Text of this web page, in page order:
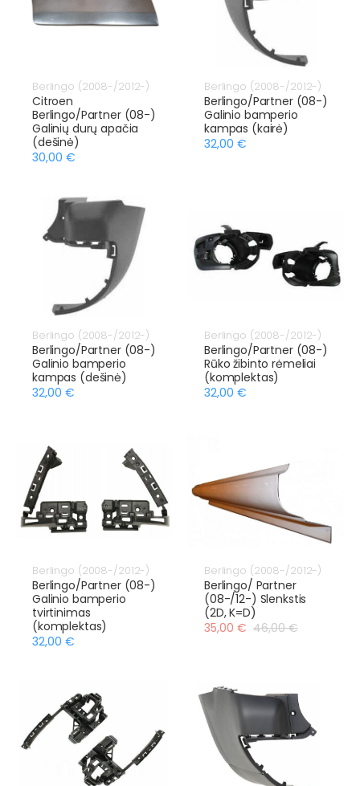
Berlingo (2008-/2012-)
Citroen
Berlingo/Partner (08-)
Galinių durų apačia
(dešinė)
30,00 €
Berlingo (2008-/2012-)
Berlingo/Partner (08-)
Galinio bamperio
kampas (kairė)
32,00 €
Berlingo (2008-/2012-)
Berlingo/Partner (08-)
Galinio bamperio
kampas (dešinė)
32,00 €
Berlingo (2008-/2012-)
Berlingo/Partner (08-)
Rūko žibinto rėmeliai
(komplektas)
32,00 €
Berlingo (2008-/2012-)
Berlingo/Partner (08-)
Galinio bamperio
tvirtinimas
(komplektas)
32,00 €
Berlingo (2008-/2012-)
Berlingo/ Partner
(08-/12-) Slenkstis
(2D, K=D)
35,00 € 46,00 €